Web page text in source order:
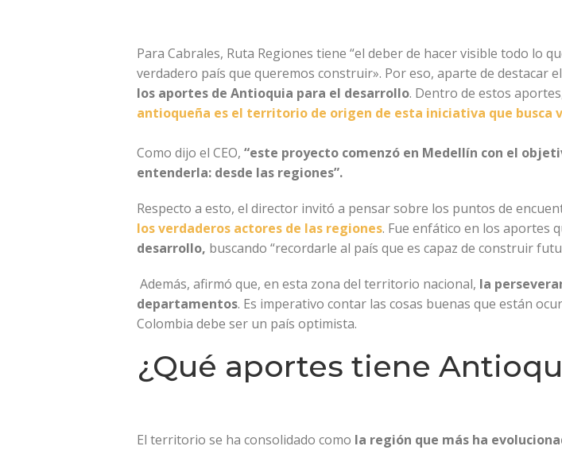
Para Cabrales, Ruta Regiones tiene “el deber de hacer visible todo lo
verdadero país que queremos construir». Por eso, aparte de destacar
los aportes de Antioquia para el desarrollo. Dentro de estos
antioqueña es el territorio de origen de esta iniciativa que busca
Como dijo el CEO, “este proyecto comenzó en Medellín con el
entenderla: desde las regiones”.
Respecto a esto, el director invitó a pensar sobre los puntos de
los verdaderos actores de las regiones. Fue enfático en los aportes
desarrollo, buscando “recordarle al país que es capaz de construir
Además, afirmó que, en esta zona del territorio nacional, la
departamentos. Es imperativo contar las cosas buenas que están
Colombia debe ser un país optimista.
¿Qué aportes tiene
El territorio se ha consolidado como la región que más ha